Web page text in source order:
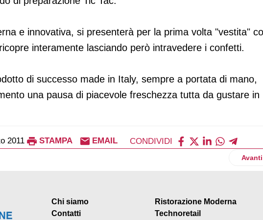
e innovativa, si presenterà per la prima volta "vestita"
interamente lasciando però intravedere i confetti.
di successo made in Italy, sempre a portata di mano,
una pausa di piacevole freschezza tutta da gustare in
2011 STAMPA EMAIL CONDIVIDI
alla ricotta per Bauli Avanti
Chi siamo
Contatti
Ristorazione Moderna
Technoretail